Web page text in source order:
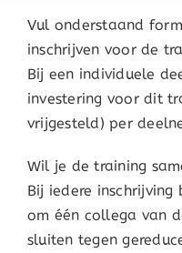
Activatie
FAQ
Vul onderstaand
inschrijven voor de
Bij een individuele
investering voor dit
vrijgesteld) per
Wil je de training
Bij iedere
om één collega van
sluiten tegen